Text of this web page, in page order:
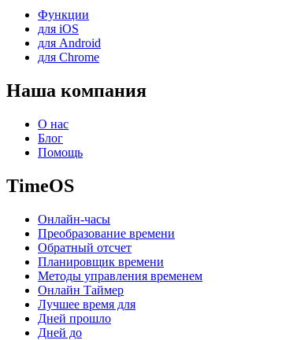
Функции
для iOS
для Android
для Chrome
Наша компания
О нас
Блог
Помощь
TimeOS
Онлайн-часы
Преобразование времени
Обратный отсчет
Планировщик времени
Методы управления временем
Онлайн Таймер
Лучшее время для
Дней прошло
Дней до